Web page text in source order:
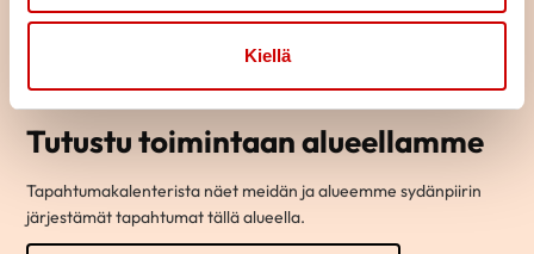
Kiellä
Tutustu toimintaan alueellamme
Tapahtumakalenterista näet meidän ja alueemme sydänpiirin
järjestämät tapahtumat tällä alueella.